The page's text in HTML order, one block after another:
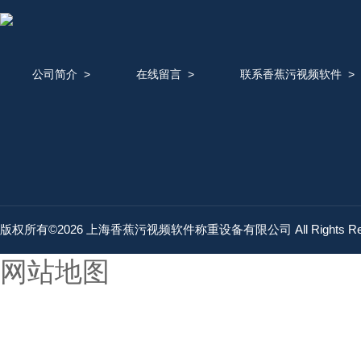
公司简介 > 在线留言> 联系香蕉污视频软件 >
版权所有©2026 上海香蕉污视频软件称重设备有限公司 All Rights
网站地图